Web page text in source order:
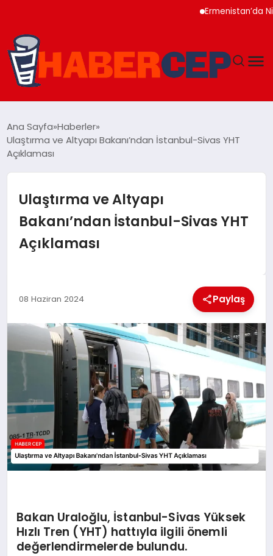
Ermenistan’da Nikol
GÜNDEM
EĞITIM
SOSYAL MEDYA
Ana Sayfa Haberler
Ulaştırma ve Altyapı Bakanı’ndan İstanbul-Sivas YHT
Açıklaması
Ulaştırma ve Altyapı
Bakanı’ndan İstanbul-Sivas YHT
Açıklaması
08 Haziran 2024 Paylaş
Bakan Uraloğlu, İstanbul-Sivas Yüksek
Hızlı Tren (YHT) hattıyla ilgili önemli
değerlendirmelerde bulundu.